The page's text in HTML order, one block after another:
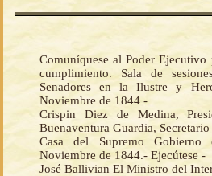
Comuníquese al Poder
cumplimiento. Sala de
Senadores en la Ilustre y
Noviembre de 1844 -
Crispin Diez de Medina,
Buenaventura Guardia, Secretario
Casa del Supremo
Noviembre de 1844.- Ejecútese -
José Ballivian El Ministro del